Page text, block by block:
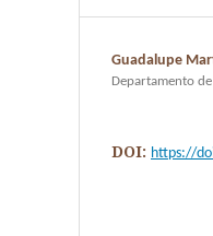
Guadalupe
Departamento de
DOI: https://